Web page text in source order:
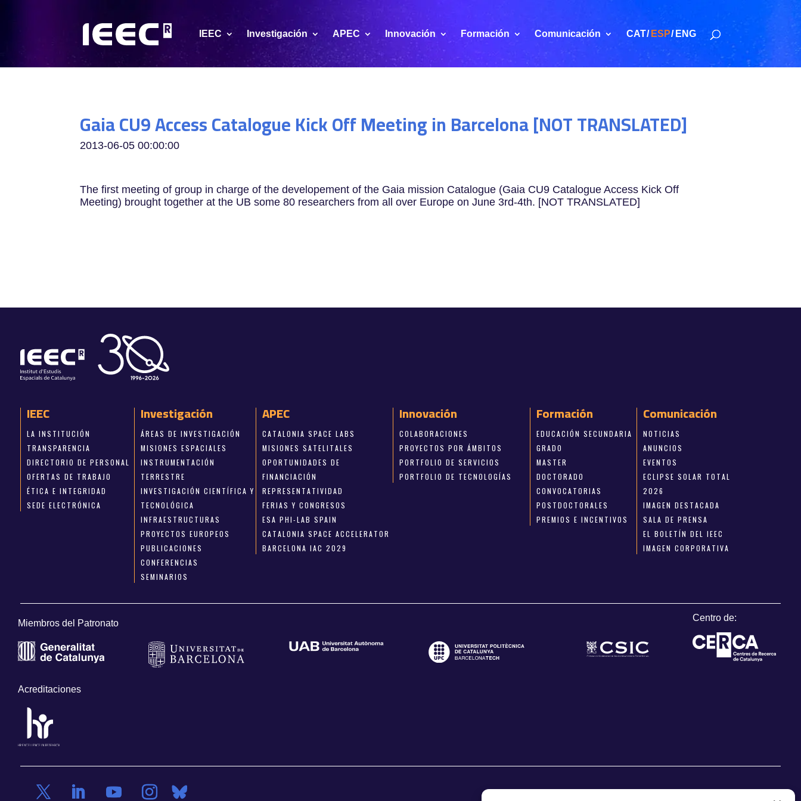
IEEC Investigación APEC Innovación Formación Comunicación CAT ESP ENG
Gaia CU9 Access Catalogue Kick Off Meeting in Barcelona [NOT TRANSLATED]
2013-06-05 00:00:00
The first meeting of group in charge of the developement of the Gaia mission Catalogue (Gaia CU9 Catalogue Access Kick Off
Meeting) brought together at the UB some 80 researchers from all over Europe on June 3rd-4th. [NOT TRANSLATED]
IEEC
LA INSTITUCIÓN
TRANSPARENCIA
DIRECTORIO DE PERSONAL
OFERTAS DE TRABAJO
ÉTICA E INTEGRIDAD
SEDE ELECTRÓNICA
Investigación
ÁREAS DE INVESTIGACIÓN
MISIONES ESPACIALES
INSTRUMENTACIÓN
TERRESTRE
INVESTIGACIÓN CIENTÍFICA Y
TECNOLÓGICA
INFRAESTRUCTURAS
PROYECTOS EUROPEOS
PUBLICACIONES
CONFERENCIAS
SEMINARIOS
APEC
CATALONIA SPACE LABS
MISIONES SATELITALES
OPORTUNIDADES DE
FINANCIACIÓN
REPRESENTATIVIDAD
FERIAS Y CONGRESOS
ESA PHI-LAB SPAIN
CATALONIA SPACE ACCELERATOR
BARCELONA IAC 2029
Innovación
COLABORACIONES
PROYECTOS POR ÁMBITOS
PORTFOLIO DE SERVICIOS
PORTFOLIO DE TECNOLOGÍAS
Formación
EDUCACIÓN SECUNDARIA
GRADO
MASTER
DOCTORADO
CONVOCATORIAS
POSTDOCTORALES
PREMIOS E INCENTIVOS
Comunicación
NOTICIAS
ANUNCIOS
EVENTOS
ECLIPSE SOLAR TOTAL
2026
IMAGEN DESTACADA
SALA DE PRENSA
EL BOLETÍN DEL IEEC
IMAGEN CORPORATIVA
Miembros del Patronato
Centro de:
Acreditaciones